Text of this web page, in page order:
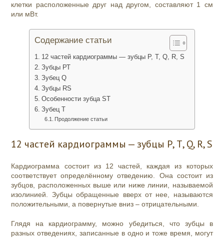
клетки расположенные друг над другом, составляют 1 см
или мВт.
Содержание статьи
12 частей кардиограммы — зубцы Р, Т, Q, R, S
Зубцы РТ
Зубец Q
Зубцы RS
Особенности зубца ST
Зубец Т
Продолжение статьи
12 частей кардиограммы — зубцы Р, Т, Q, R, S
Кардиограмма состоит из 12 частей, каждая из которых
соответствует определённому отведению. Она состоит из
зубцов, расположенных выше или ниже линии, называемой
изолинией. Зубцы обращенные вверх от нее, называются
положительными, а повернутые вниз – отрицательными.
Глядя на кардиограмму, можно убедиться, что зубцы в
разных отведениях, записанные в одно и тоже время, могут